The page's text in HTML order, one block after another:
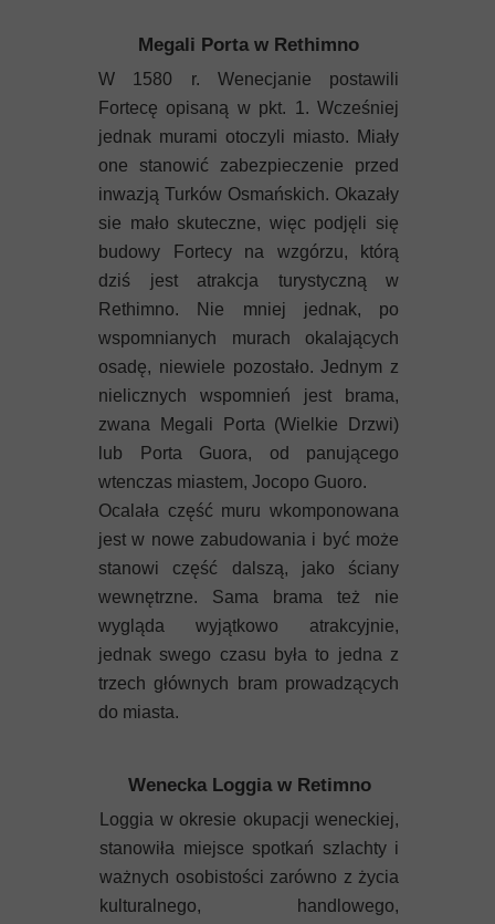
Megali Porta w Rethimno
W 1580 r. Wenecjanie postawili
Fortecę opisaną w pkt. 1. Wcześniej
jednak murami otoczyli miasto. Miały
one stanowić zabezpieczenie przed
inwazją Turków Osmańskich. Okazały
sie mało skuteczne, więc podjęli się
budowy Fortecy na wzgórzu, którą
dziś jest atrakcja turystyczną w
Rethimno. Nie mniej jednak, po
wspomnianych murach okalających
osadę, niewiele pozostało. Jednym z
nielicznych wspomnień jest brama,
zwana Megali Porta (Wielkie Drzwi)
lub Porta Guora, od panującego
wtenczas miastem, Jocopo Guoro.
Ocalała część muru wkomponowana
jest w nowe zabudowania i być może
stanowi część dalszą, jako ściany
wewnętrzne. Sama brama też nie
wygląda wyjątkowo atrakcyjnie,
jednak swego czasu była to jedna z
trzech głównych bram prowadzących
do miasta.
Wenecka Loggia w Retimno
Loggia w okresie okupacji weneckiej,
stanowiła miejsce spotkań szlachty i
ważnych osobistości zarówno z życia
kulturalnego, handlowego,